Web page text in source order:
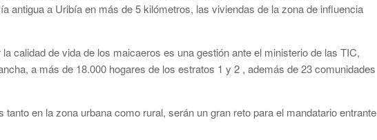
antigua a Uribía en más de 5 kilómetros, las viviendas de la zona de influencia
calidad de vida de los maicaeros es una gestión ante el ministerio de las TIC,
a más de 18.000 hogares de los estratos 1 y 2 , además de 23 comunidades
en la zona urbana como rural, serán un gran reto para el mandatario entrante